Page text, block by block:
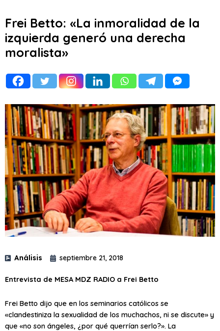
Frei Betto: «La inmoralidad de la
izquierda generó una derecha
moralista»
Análisis septiembre 21, 2018
Entrevista de MESA MDZ RADIO a Frei Betto
Frei Betto dijo que en los seminarios católicos se
«clandestiniza la sexualidad de los muchachos, ni se discute» y
que «no son ángeles, ¿por qué querrían serlo?». La